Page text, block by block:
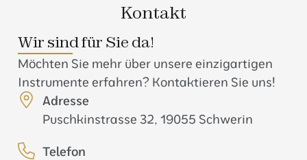
Kontakt
Wir sind für Sie da!
Möchten Sie mehr über unsere einzigartigen
Instrumente erfahren? Kontaktieren Sie uns!
Adresse
Puschkinstrasse 32, 19055 Schwerin
Telefon